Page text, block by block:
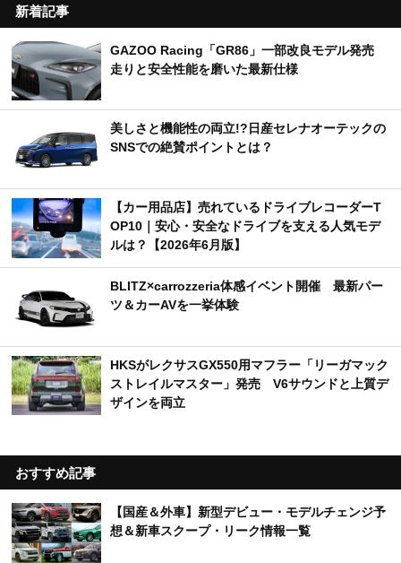
新着記事
GAZOO Racing「GR86」一部改良モデル発売
走りと安全性能を磨いた最新仕様
美しさと機能性の両立!?日産セレナオーテックの
SNSでの絶賛ポイントとは？
【カー用品店】売れているドライブレコーダーT
OP10｜安心・安全なドライブを支える人気モデ
ルは？【2026年6月版】
BLITZ×carrozzeria体感イベント開催 最新パー
ツ＆カーAVを一挙体験
HKSがレクサスGX550用マフラー「リーガマック
ストレイルマスター」発売 V6サウンドと上質デ
ザインを両立
おすすめ記事
【国産＆外車】新型デビュー・モデルチェンジ予
想＆新車スクープ・リーク情報一覧